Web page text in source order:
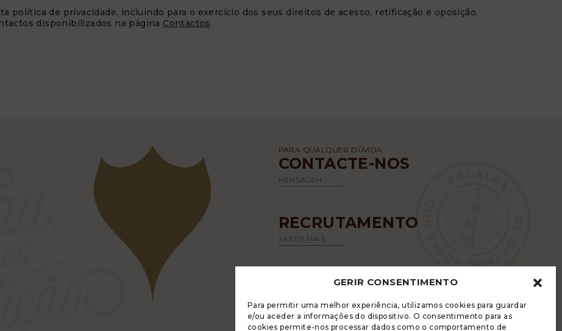
GERIR CONSENTIMENTO
Para permitir uma melhor experiência, utilizamos cookies para guardar
e/ou aceder a informações do dispositivo. O consentimento para as
cookies permite-nos processar dados como o comportamento de
política de privacidade, incluindo para o exercício dos seus direitos de acesso, retificação e oposição,
disponibilizados na página Contactos.
PARA QUALQUER DÚVIDA
CONTACTE-NOS
MENSAGEM
RECRUTAMENTO
SABER MAIS